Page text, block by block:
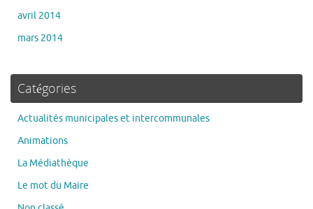
avril 2014
mars 2014
Catégories
Actualités municipales et intercommunales
Animations
La Médiathèque
Le mot du Maire